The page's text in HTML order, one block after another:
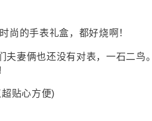
尚的手表礼盒，都好烧啊！
妻俩也还没有对表，一石二鸟。
贴心方便)